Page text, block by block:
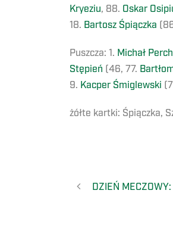
Kryeziu, 88. Oskar
18. Bartosz Śpiączka
Puszcza: 1. Michał
Stępień (46, 77.
9. Kacper Śmiglewski
żółte kartki: Śpiączka,
DZIEŃ